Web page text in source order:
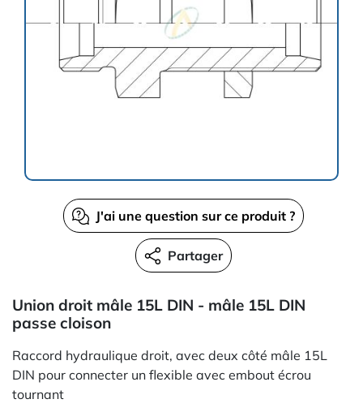
J'ai une question sur ce produit ?
Partager
Union droit mâle 15L DIN - mâle 15L DIN
passe cloison
Raccord hydraulique droit, avec deux côté mâle 15L
DIN pour connecter un flexible avec embout écrou
tournant